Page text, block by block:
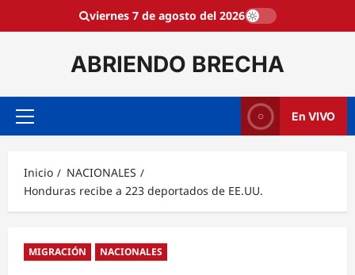
viernes 7 de agosto del 2026
ABRIENDO BRECHA
Menú
En VIVO
Inicio
NACIONALES
Honduras recibe a 223 deportados de EE.UU.
MIGRACIÓN NACIONALES